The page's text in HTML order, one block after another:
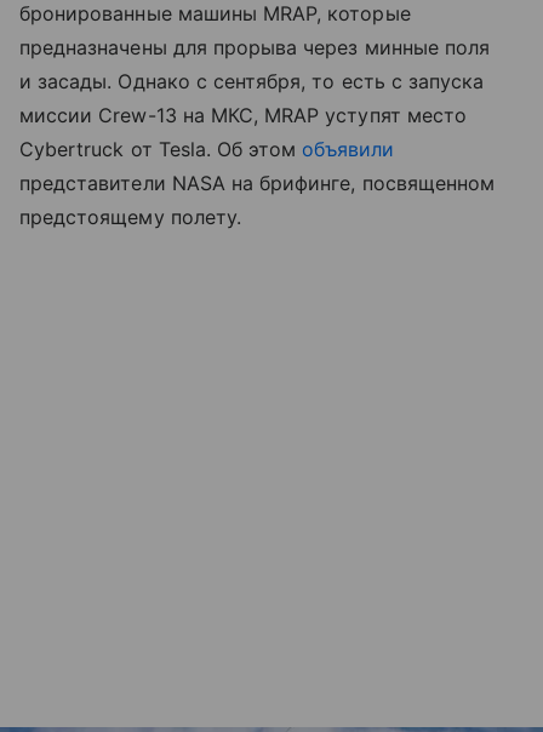
бронированные машины MRAP, которые
предназначены для прорыва через минные поля
и засады. Однако с сентября, то есть с запуска
миссии Crew-13 на МКС, MRAP уступят место
Cybertruck от Tesla. Об этом объявили
представители NASA на брифинге, посвященном
предстоящему полету.